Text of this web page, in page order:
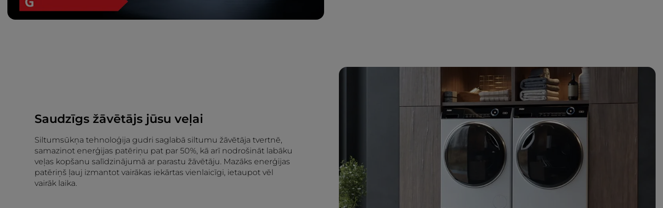
Saudzīgs žāvētājs jūsu veļai
Siltumsūkņa tehnoloģija gudri saglabā siltumu žāvētāja tvertnē,
samazinot enerģijas patēriņu pat par 50%, kā arī nodrošināt labāku
veļas kopšanu salīdzinājumā ar parastu žāvētāju. Mazāks enerģijas
patēriņš ļauj izmantot vairākas iekārtas vienlaicīgi, ietaupot vēl
vairāk laika.